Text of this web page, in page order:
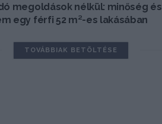
megoldások nélkül: minőség és
egy férfi 52 m²-es lakásában
TOVÁBBIAK BETÖLTÉSE